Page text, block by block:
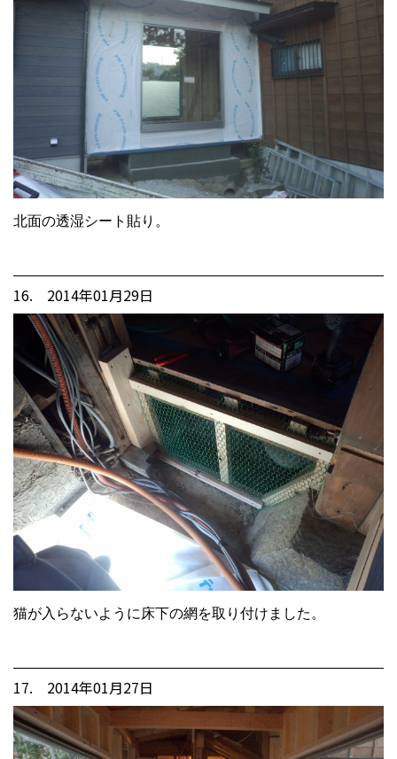
北面の透湿シート貼り。
16. 2014年01月29日
猫が入らないように床下の網を取り付けました。
17. 2014年01月27日